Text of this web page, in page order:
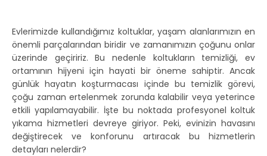
Evlerimizde kullandığımız koltuklar, yaşam alanlarımızın en
önemli parçalarından biridir ve zamanımızın çoğunu onlar
üzerinde geçiririz. Bu nedenle koltukların temizliği, ev
ortamının hijyeni için hayati bir öneme sahiptir. Ancak
günlük hayatın koşturmacası içinde bu temizlik görevi,
çoğu zaman ertelenmek zorunda kalabilir veya yeterince
etkili yapılamayabilir. İşte bu noktada profesyonel koltuk
yıkama hizmetleri devreye giriyor. Peki, evinizin havasını
değiştirecek ve konforunu artıracak bu hizmetlerin
detayları nelerdir?